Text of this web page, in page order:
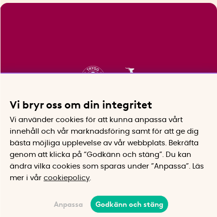
Vi bryr oss om din integritet
Vi använder cookies för att kunna anpassa vårt
innehåll och vår marknadsföring samt för att ge dig
bästa möjliga upplevelse av vår webbplats.
Bekräfta
genom att klicka på “Godkänn och stäng”. Du kan
ändra vilka cookies som sparas under ”Anpassa”.
Läs
mer i vår cookiepolicy
Anpassa Godkänn och stäng